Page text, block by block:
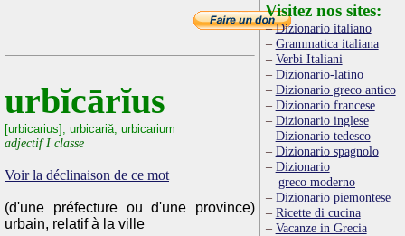
urbĭcārĭus
[urbicarius], urbicariă, urbicarium
adjectif I classe
Voir la déclinaison de ce mot
(d'une préfecture ou d'une province)
urbain, relatif à la ville
Visitez nos sites:
Dizionario italiano
Grammatica italiana
Verbi Italiani
Dizionario-latino
Dizionario greco antico
Dizionario francese
Dizionario inglese
Dizionario tedesco
Dizionario spagnolo
Dizionario
greco moderno
Dizionario piemontese
Ricette di cucina
Vacanze in Grecia